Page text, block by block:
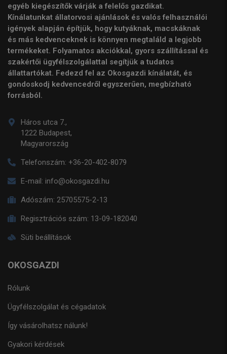
egyéb kiegészítők várják a felelős gazdikat.
Kínálatunkat állatorvosi ajánlások és valós felhasználói
igények alapján építjük, hogy kutyáknak, macskáknak
és más kedvenceknek is könnyen megtaláld a legjobb
termékeket. Folyamatos akciókkal, gyors szállítással és
szakértői ügyfélszolgálattal segítjük a tudatos
állattartókat. Fedezd fel az Okosgazdi kínálatát, és
gondoskodj kedvencedről egyszerűen, megbízható
forrásból.
Háros utca 7.,
1222 Budapest,
Magyarország
Telefonszám: +36-20-402-8079
E-mail: info@okosgazdi.hu
Adószám: 25705575-2-13
Regisztrációs szám: 13-09-182040
Süti beállítások
OKOSGAZDI
Rólunk
Ügyfélszolgálat és cégadatok
Így vásárolhatsz nálunk!
Gyakori kérdések